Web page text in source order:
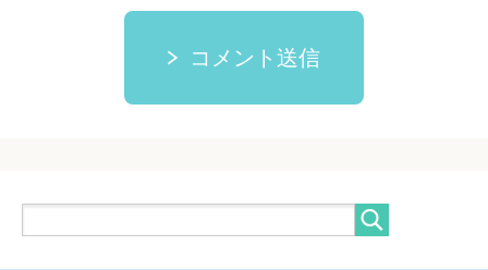
コメント送信